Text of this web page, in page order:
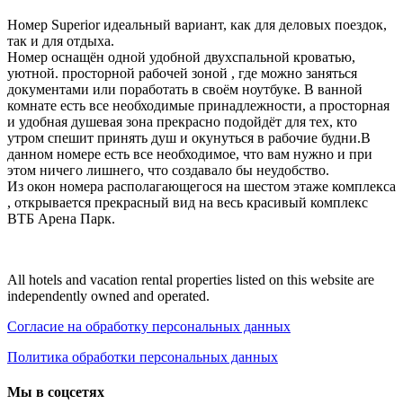
Номер Superior идеальный вариант, как для деловых поездок,
так и для отдыха.
Номер оснащён одной удобной двухспальной кроватью,
уютной. просторной рабочей зоной , где можно заняться
документами или поработать в своём ноутбуке. В ванной
комнате есть все необходимые принадлежности, а просторная
и удобная душевая зона прекрасно подойдёт для тех, кто
утром спешит принять душ и окунуться в рабочие будни.В
данном номере есть все необходимое, что вам нужно и при
этом ничего лишнего, что создавало бы неудобство.
Из окон номера располагающегося на шестом этаже комплекса
, открывается прекрасный вид на весь красивый комплекс
ВТБ Арена Парк.
All hotels and vacation rental properties listed on this website are
independently owned and operated.
Согласие на обработку персональных данных
Политика обработки персональных данных
Мы в соцсетях